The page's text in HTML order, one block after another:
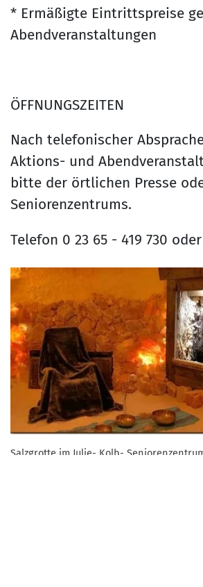
* Ermäßigte Eintrittspreise
Abendveranstaltungen
ÖFFNUNGSZEITEN
Nach telefonischer
Aktions- und
bitte der örtlichen Presse
Seniorenzentrums.
Telefon 0 23 65 - 419 730
Salzgrotte im Julie- Kolb-